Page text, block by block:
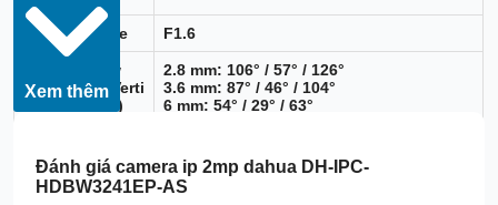
Max. Aperture F1.6
Field of View
(Horizontal/Verti
cal/Diagonal)
2.8 mm: 106° / 57° / 126°
3.6 mm: 87° / 46° / 104°
6 mm: 54° / 29° / 63°
Distance
3.6 mm: 1.2 m (3.9 ft)
6 mm: 2.5 m (8.2 ft)
Xem thêm
Đánh giácamera ip 2mp dahua DH-IPC-
HDBW3241EP-AS